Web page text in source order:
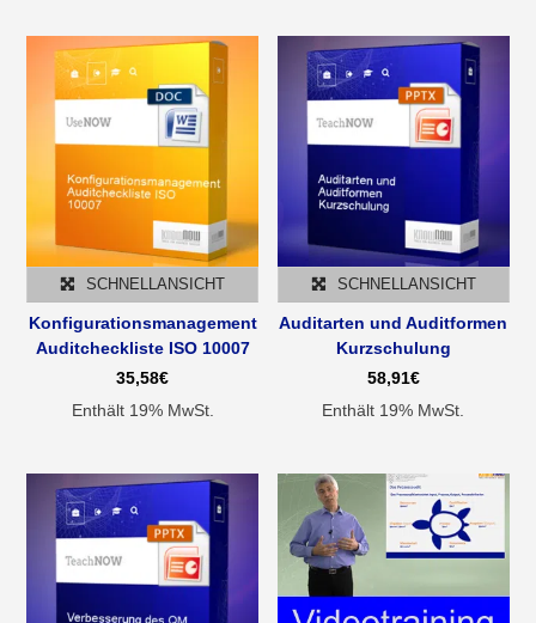
SCHNELLANSICHT
Konfigurationsmanagement
Auditcheckliste ISO 10007
35,58€
Enthält 19% MwSt.
SCHNELLANSICHT
Auditarten und Auditformen
Kurzschulung
58,91€
Enthält 19% MwSt.